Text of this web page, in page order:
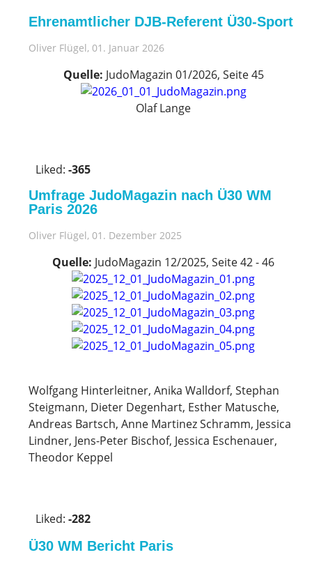
u
p
Ehrenamtlicher DJB-Referent Ü30-Sport
Oliver Flügel, 01. Januar 2026
Quelle: JudoMagazin 01/2026, Seite 45
Olaf Lange
t
e
u
!
Liked: -365
Umfrage JudoMagazin nach Ü30 WM
Paris 2026
Oliver Flügel, 01. Dezember 2025
Quelle: JudoMagazin 12/2025, Seite 42 - 46
Wolfgang Hinterleitner, Anika Walldorf, Stephan
Steigmann, Dieter Degenhart, Esther Matusche,
Andreas Bartsch, Anne Martinez Schramm, Jessica
Lindner, Jens-Peter Bischof, Jessica Eschenauer,
Theodor Keppel
t
e
u
Liked: -282
Ü30 WM Bericht Paris